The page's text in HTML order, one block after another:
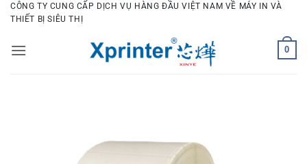
Bỏ
qua
dung
CÔNG TY CUNG CẤP DỊCH VỤ HÀNG ĐẦU VIỆT NAM VỀ MÁY IN VÀ
THIẾT BỊ SIÊU THỊ
0